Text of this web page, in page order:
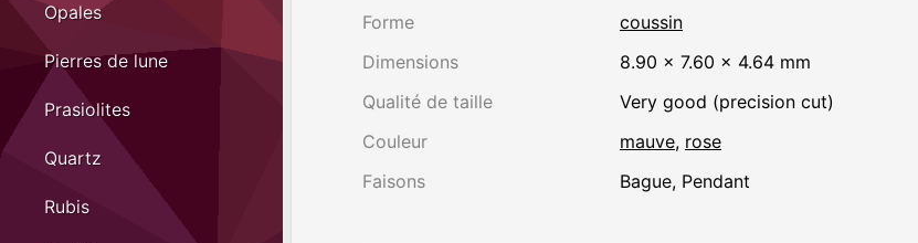
Forme
coussin
Dimensions
8.90 × 7.60 × 4.64 mm
Qualité de taille
Very good (precision cut)
Couleur
mauve, rose
Faisons
Bague, Pendant
Opales
Pierres de lune
Prasiolites
Quartz
Rubis